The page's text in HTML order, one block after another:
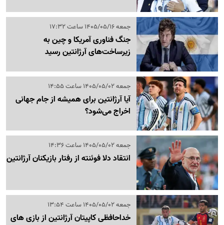
جمعه 1405/05/16 ساعت 17:32
جنگ فناوری آمریکا و چین به
زیرساخت‌های آرژانتین رسید
جمعه 1405/05/02 ساعت 14:55
آیا آرژانتین برای همیشه از جام جهانی
اخراج می‌شود؟
جمعه 1405/05/02 ساعت 14:36
انتقاد دلا فوئنته از رفتار بازیکنان آرژانتین
جمعه 1405/05/02 ساعت 13:54
خداحافظی کاپیتان آرژانتین از بازی های